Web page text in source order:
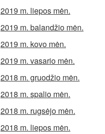
2019 m. liepos mėn.
2019 m. balandžio mėn.
2019 m. kovo mėn.
2019 m. vasario mėn.
2018 m. gruodžio mėn.
2018 m. spalio mėn.
2018 m. rugsėjo mėn.
2018 m. liepos mėn.